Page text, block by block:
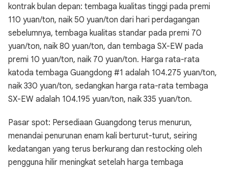
kontrak bulan depan: tembaga kualitas tinggi pada premi
110 yuan/ton, naik 50 yuan/ton dari hari perdagangan
sebelumnya, tembaga kualitas standar pada premi 70
yuan/ton, naik 80 yuan/ton, dan tembaga SX-EW pada
premi 10 yuan/ton, naik 70 yuan/ton. Harga rata-rata
katoda tembaga Guangdong #1 adalah 104.275 yuan/ton,
naik 330 yuan/ton, sedangkan harga rata-rata tembaga
SX-EW adalah 104.195 yuan/ton, naik 335 yuan/ton.
Pasar spot: Persediaan Guangdong terus menurun,
menandai penurunan enam kali berturut-turut, seiring
kedatangan yang terus berkurang dan restocking oleh
pengguna hilir meningkat setelah harga tembaga